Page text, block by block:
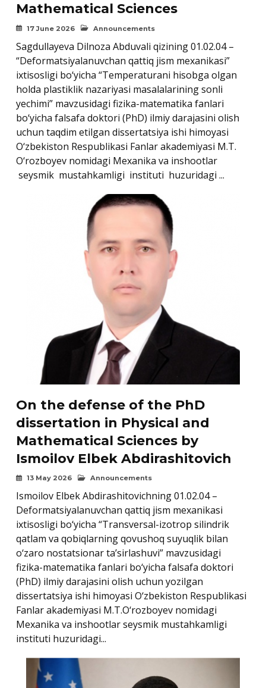
Mathematical Sciences
17 June 2026 Announcements
Sagdullayeva Dilnoza Abduvali qizining 01.02.04 –
“Deformatsiyalanuvchan qattiq jism mexanikasi”
ixtisosligi bo‘yicha “Temperaturani hisobga olgan
holda plastiklik nazariyasi masalalarining sonli
yechimi” mavzusidagi fizika-matematika fanlari
bo‘yicha falsafa doktori (PhD) ilmiy darajasini olish
uchun taqdim etilgan dissertatsiya ishi himoyasi
O‘zbekiston Respublikasi Fanlar akademiyasi M.T.
O‘rozboyev nomidagi Mexanika va inshootlar
seysmik mustahkamligi instituti huzuridagi ...
On the defense of the PhD
dissertation in Physical and
Mathematical Sciences by
Ismoilov Elbek Abdirashitovich
13 May 2026 Announcements
Ismoilov Elbek Abdirashitovichning 01.02.04 –
Deformatsiyalanuvchan qattiq jism mexanikasi
ixtisosligi bo‘yicha “Transversal-izotrop silindrik
qatlam va qobiqlarning qovushoq suyuqlik bilan
o‘zaro nostatsionar ta’sirlashuvi” mavzusidagi
fizika-matematika fanlari bo‘yicha falsafa doktori
(PhD) ilmiy darajasini olish uchun yozilgan
dissertatsiya ishi himoyasi O‘zbekiston Respublikasi
Fanlar akademiyasi M.T.O‘rozboyev nomidagi
Mexanika va inshootlar seysmik mustahkamligi
instituti huzuridagi...